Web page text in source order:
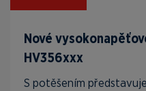
Nové
HV356xxx
S potěšením